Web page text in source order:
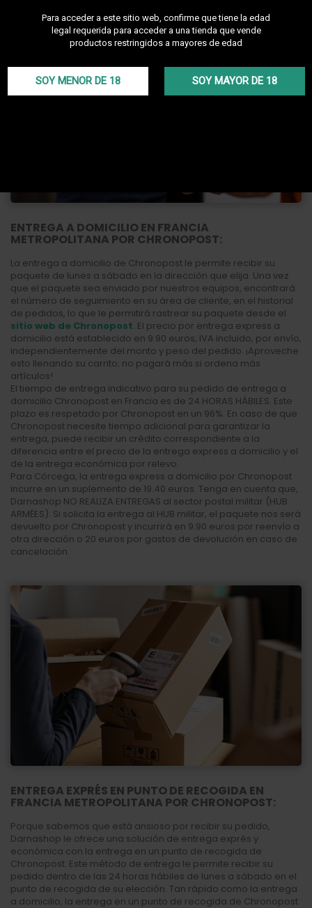
Para acceder a este sitio web, confirme que tiene la edad
legal requerida para acceder a una tienda que vende
productos restringidos a mayores de edad
SOY MENOR DE 18 SOY MAYOR DE 18
ENTREGA A DOMICILIO EN FRANCIA
METROPOLITANA POR CHRONOPOST:
La entrega a domicilio de Chronopost le permite recibir su
paquete de lunes a sábado en la dirección que elija. Una vez
que el paquete sea enviado por nuestros equipos, encontrará
el número de seguimiento en su área de cliente, en el historial
de pedidos, lo que le permitirá rastrear su paquete desde el
sitio web de Chronopost. El precio por entrega express a
domicilio está establecido en 9.90 euros, IVA incluido, por envío,
independientemente del monto y peso del pedido. ¡Aproveche
esto llenando su carrito; no pagará más si ordena más
artículos!
El tiempo de entrega indicativo para su pedido de entrega a
domicilio Chronopost en Francia es de 24 HORAS HÁBILES. Este
plazo es respetado por Chronopost en un 96%. En caso de que
Chronopost necesite tiempo adicional para garantizar la
entrega, puede recibir un crédito correspondiente a la
diferencia entre el precio de la entrega express a domicilio y el
de la entrega económica por relevo.
Para Córcega, la entrega express a domicilio por Chronopost
incurre en un suplemento de 19.40 euros. Tenga en cuenta que,
Darnashop NO REALIZA ENTREGAS al sector postal militar (HUB
ARMÉES). Si solicita la entrega al HUB militar, el paquete nos será
devuelto por Chronopost y incurrirá en 9.90 euros por reenvío a
otra dirección o 20 euros por gastos de devolución en caso de
cancelación.
ENTREGA EXPRÉS EN PUNTO DE RECOGIDA EN
FRANCIA METROPOLITANA POR CHRONOPOST:
Porque sabemos que está ansioso por recibir su pedido,
Darnashop le ofrece una solución de entrega exprés y
económica con la entrega en un punto de recogida de
Chronopost. Este método de entrega le permite recibir su
pedido dentro de las 24 horas hábiles de lunes a sábado en el
punto de recogida de su elección. Tan rápido como la entrega
a domicilio, la entrega en un punto de recogida de Chronopost